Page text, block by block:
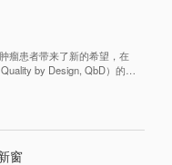
瘤患者带来了新的希望，在
by Design, QbD）的前
窗